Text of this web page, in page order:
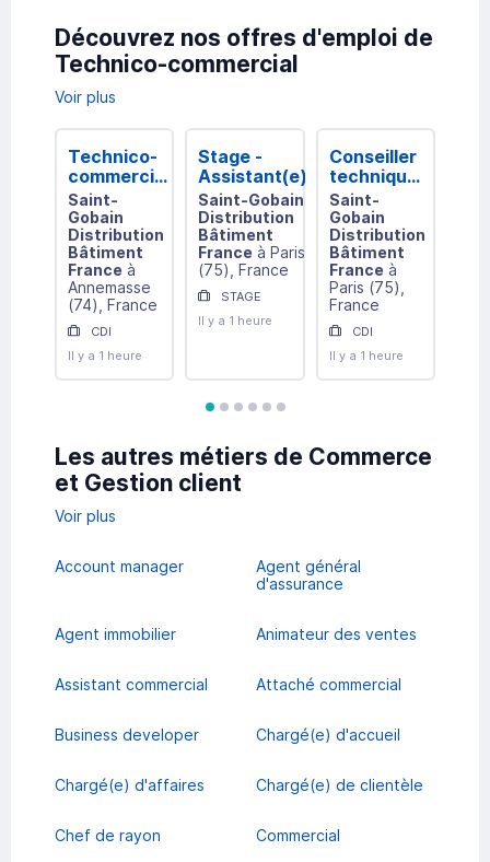
Découvrez nos offres d'emploi de
Technico-commercial
Voir plus
Technico-
commercial
sédentaire
(h/f)
Saint-
Gobain
Distribution
Bâtiment
France à
Annemasse
(74) , France
CDI
Il y a 1 heure
Stage -
Assistant(e)
Technico-
Commercial(e)
Sédentaire -
Grands
Comptes (F/H)
Saint-Gobain
Distribution
Bâtiment
France à Paris
(75) , France
STAGE
Il y a 1 heure
Conseiller
technique
de vente
menuiserie
h/f
Saint-
Gobain
Distribution
Bâtiment
France à
Paris (75)
France
CDI
Il y a 1 heure
avisavisavisavisavisavis
Les autres métiers de Commerce
et Gestion client
Voir plus
Account manager
Agent général
d'assurance
Agent immobilier Animateur des ventes
Assistant commercial Attaché commercial
Business developer Chargé(e) d'accueil
Chargé(e) d'affaires Chargé(e) de clientèle
Chef de rayon Commercial